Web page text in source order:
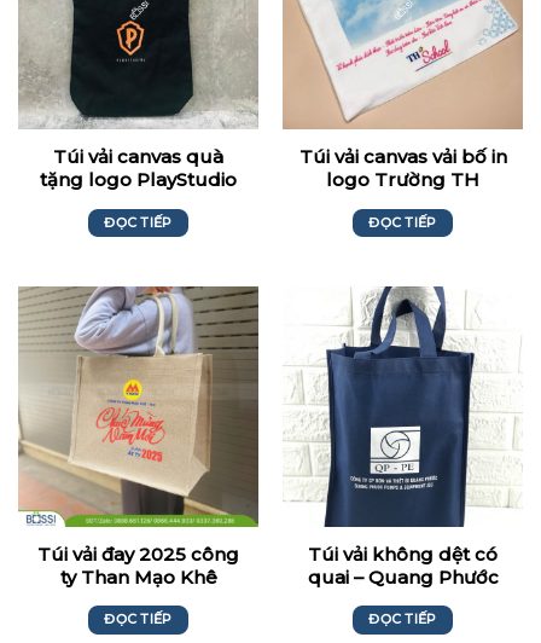
Túi vải canvas quà
tặng logo PlayStudio
ĐỌC TIẾP
Túi vải canvas vải bố in
logo Trường TH
ĐỌC TIẾP
Túi vải đay 2025 công
ty Than Mạo Khê
ĐỌC TIẾP
Túi vải không dệt có
quai – Quang Phước
ĐỌC TIẾP